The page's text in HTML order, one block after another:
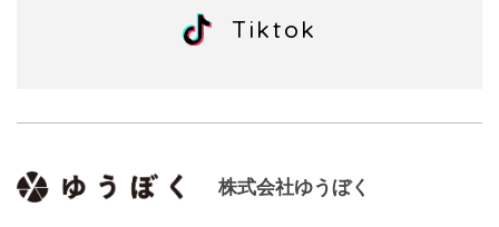
Tiktok
株式会社ゆうぼく